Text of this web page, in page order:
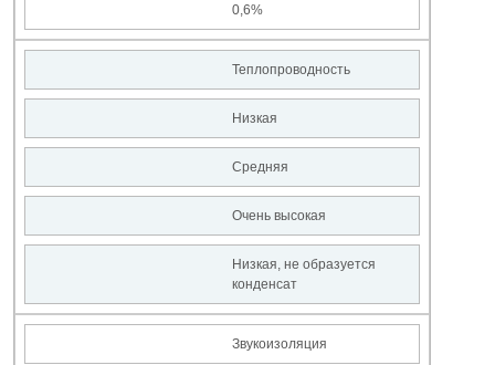
0,6%
Теплопроводность
Низкая
Средняя
Очень высокая
Низкая, не образуется
конденсат
Звукоизоляция